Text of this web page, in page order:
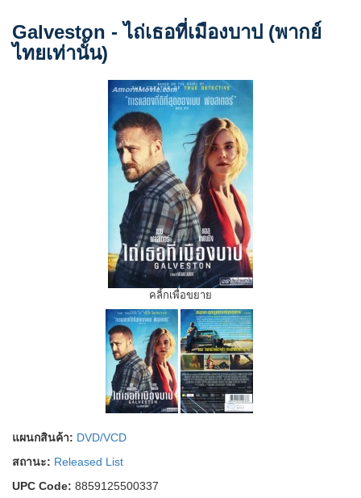
Galveston - ไถ่เธอที่เมืองบาป (พากย์
ไทยเท่านั้น)
คลิ้กเพื่อขยาย
แผนกสินค้า: DVD/VCD
สถานะ: Released List
UPC Code: 8859125500337